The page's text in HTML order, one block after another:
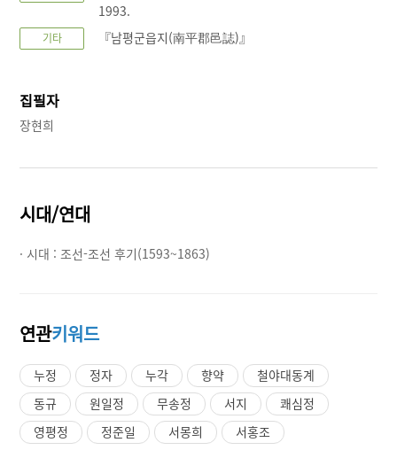
1993.
기타 『남평군읍지(南平郡邑誌)』
집필자
장현희
시대/연대
· 시대 : 조선-조선 후기(1593~1863)
연관키워드
누정 정자 누각 향약
철야대동계
동규
원일정 무송정 서지
쾌심정
영평정
정준일 서몽희 서홍조